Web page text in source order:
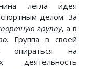
легла идея
делом. За
группу, а в
. Группа в своей
опираться на
деятельность